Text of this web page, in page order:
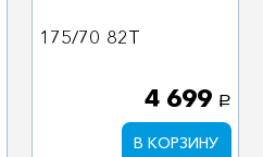
175/70 82T
4 699 a
В КОРЗИНУ